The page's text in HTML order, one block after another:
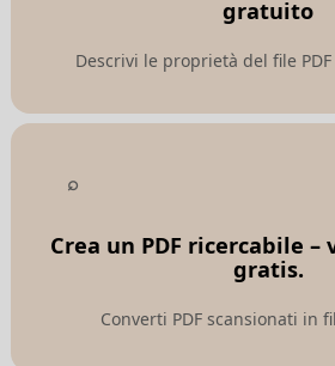
gratuito
Descrivi le proprietà del file
Crea un PDF ricercabile –
gratis.
Converti PDF scansionati in